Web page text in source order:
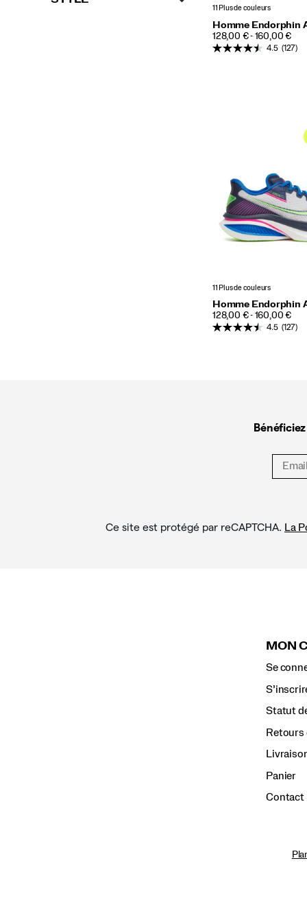
11 Plus de couleurs
Homme Endorphin
PRICE
128,00 € - 160,00 €
4.5 (127)
11 Plus de couleurs
Homme Endorphin
PRICE
128,00 € - 160,00 €
4.5 (127)
Bénéficiez
Ce site est protégé par reCAPTCHA. La
MON
Se
Statut
Retours
Panier
Contact